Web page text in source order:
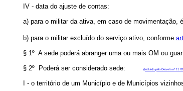
IV - data do ajuste de contas:
a) para o militar da ativa, em caso de movimentação,
b) para o militar excluído do serviço ativo, conforme
§ 1º A sede poderá abranger uma ou mais OM ou
§ 2º Poderá ser considerado sede:
(Incluído pelo Decreto nº
I - o território de um Município e de Municípios